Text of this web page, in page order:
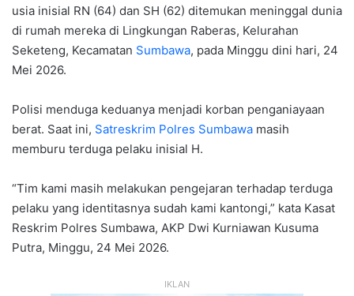
usia inisial RN (64) dan SH (62) ditemukan meninggal dunia
di rumah mereka di Lingkungan Raberas, Kelurahan
Seketeng, Kecamatan Sumbawa, pada Minggu dini hari, 24
Mei 2026.
Polisi menduga keduanya menjadi korban penganiayaan
berat. Saat ini, Satreskrim Polres Sumbawa masih
memburu terduga pelaku inisial H.
“Tim kami masih melakukan pengejaran terhadap terduga
pelaku yang identitasnya sudah kami kantongi,” kata Kasat
Reskrim Polres Sumbawa, AKP Dwi Kurniawan Kusuma
Putra, Minggu, 24 Mei 2026.
IKLAN